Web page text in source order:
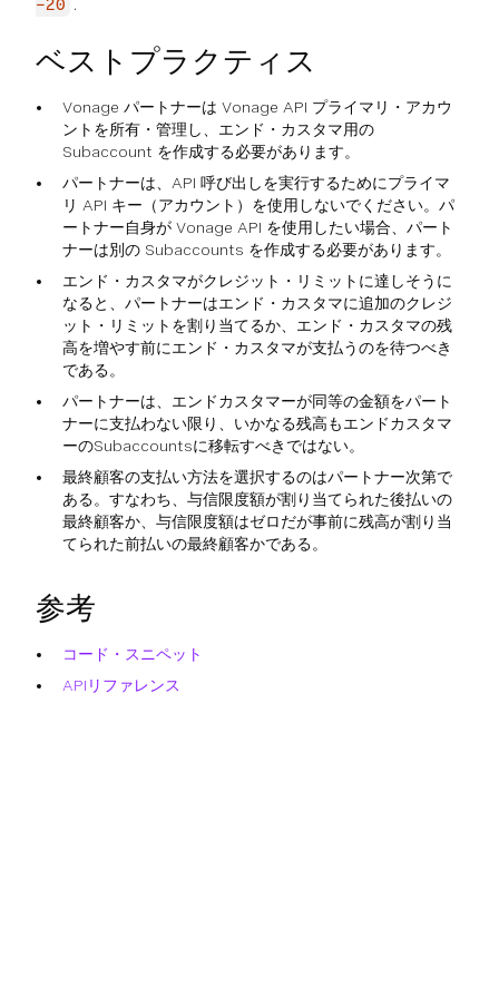
-20
.
ベストプラクティス
Vonage パートナーは Vonage API プライマリ・アカウ
ントを所有・管理し、エンド・カスタマ用の
Subaccount を作成する必要があります。
パートナーは、API 呼び出しを実行するためにプライマ
リ API キー（アカウント）を使用しないでください。パ
ートナー自身が Vonage API を使用したい場合、パート
ナーは別の Subaccounts を作成する必要があります。
エンド・カスタマがクレジット・リミットに達しそうに
なると、パートナーはエンド・カスタマに追加のクレジ
ット・リミットを割り当てるか、エンド・カスタマの残
高を増やす前にエンド・カスタマが支払うのを待つべき
である。
パートナーは、エンドカスタマーが同等の金額をパート
ナーに支払わない限り、いかなる残高もエンドカスタマ
ーのSubaccountsに移転すべきではない。
最終顧客の支払い方法を選択するのはパートナー次第で
ある。すなわち、与信限度額が割り当てられた後払いの
最終顧客か、与信限度額はゼロだが事前に残高が割り当
てられた前払いの最終顧客かである。
参考
コード・スニペット
APIリファレンス